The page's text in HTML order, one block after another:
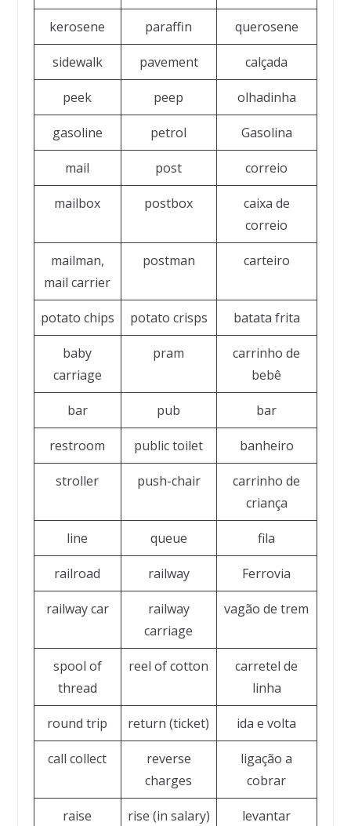
kerosene paraffin querosene
sidewalk pavement calçada
peek peep olhadinha
gasoline petrol Gasolina
mail post correio
mailbox postbox
caixa de
correio
mailman,
mail carrier
postman carteiro
potato chips potato crisps batata frita
baby
carriage
pram
carrinho de
bebê
bar pub bar
restroom public toilet banheiro
stroller push-chair
carrinho de
criança
line queue fila
railroad railway Ferrovia
railway car
railway
carriage
vagão de trem
spool of
thread
reel of cotton
carretel de
linha
round trip return (ticket) ida e volta
call collect
reverse
charges
ligação a
cobrar
raise rise (in salary) levantar